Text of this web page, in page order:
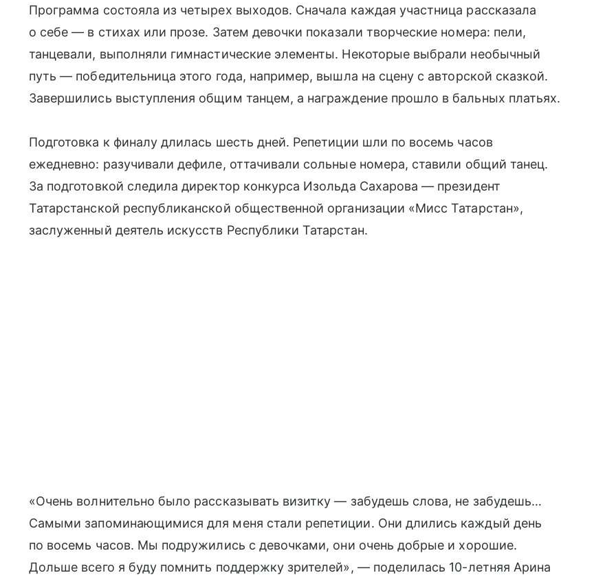
Программа состояла из четырех выходов. Сначала каждая участница рассказала
о себе — в стихах или прозе. Затем девочки показали творческие номера: пели,
танцевали, выполняли гимнастические элементы. Некоторые выбрали необычный
путь — победительница этого года, например, вышла на сцену с авторской сказкой.
Завершились выступления общим танцем, а награждение прошло в бальных платьях.
Подготовка к финалу длилась шесть дней. Репетиции шли по восемь часов
ежедневно: разучивали дефиле, оттачивали сольные номера, ставили общий танец.
За подготовкой следила директор конкурса Изольда Сахарова — президент
Татарстанской республиканской общественной организации «Мисс Татарстан»,
заслуженный деятель искусств Республики Татарстан.
«Очень волнительно было рассказывать визитку — забудешь слова, не забудешь…
Самыми запоминающимися для меня стали репетиции. Они длились каждый день
по восемь часов. Мы подружились с девочками, они очень добрые и хорошие.
Дольше всего я буду помнить поддержку зрителей», — поделилась 10-летняя Арина